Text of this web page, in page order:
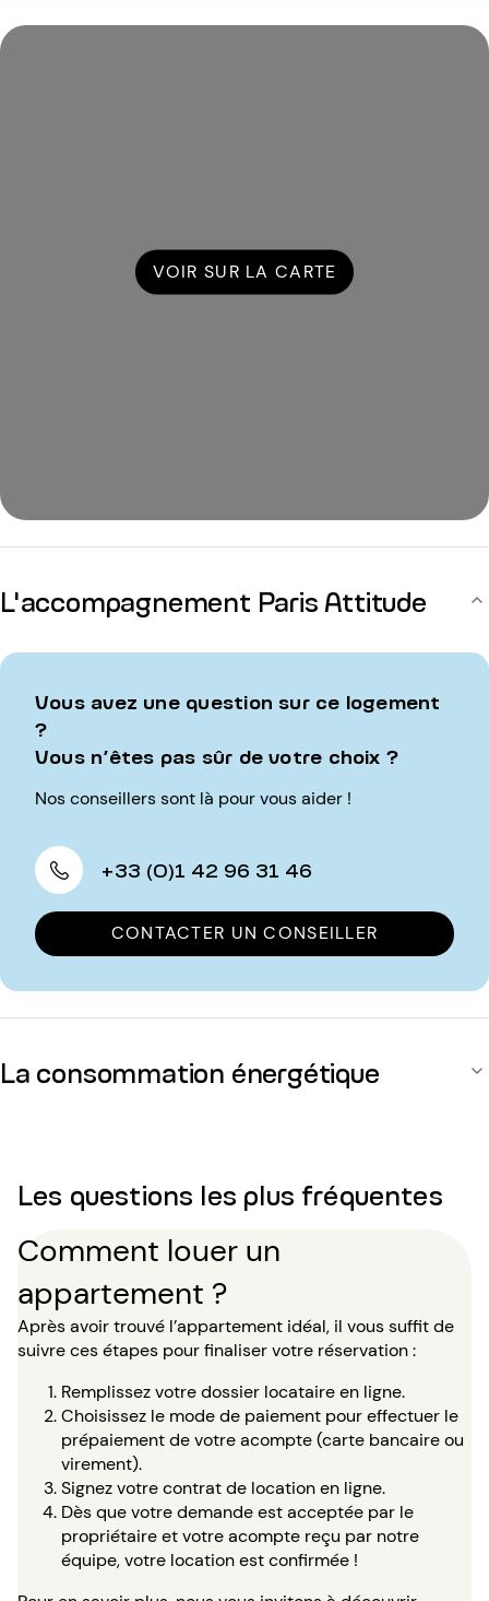
VOIR SUR LA CARTE
L'accompagnement Paris Attitude
Vous avez une question sur ce logement
?
Vous n’êtes pas sûr de votre choix ?
Nos conseillers sont là pour vous aider !
+33 (0)1 42 96 31 46
CONTACTER UN CONSEILLER
La consommation énergétique
Les questions les plus fréquentes
Comment louer un
appartement ?
Après avoir trouvé l’appartement idéal, il vous suffit de
suivre ces étapes pour finaliser votre réservation :
Remplissez votre dossier locataire en ligne.
Choisissez le mode de paiement pour effectuer le
prépaiement de votre acompte (carte bancaire ou
virement).
Signez votre contrat de location en ligne.
Dès que votre demande est acceptée par le
propriétaire et votre acompte reçu par notre
équipe, votre location est confirmée !